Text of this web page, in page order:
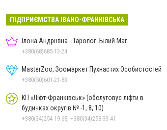
ПІДПРИЄМСТВА ІВАНО-ФРАНКІВСЬКА
Ілона Андріївна - Таролог. Білий Маг
+380(68)685-13-24
MasterZoo, Зоомаркет Пухнастих Особистостей
+380(50)601-21-83
КП «Ліфт-Франківськ» (обслуговує ліфти в
будинках округів № -1, 8, 10)
+380(34)254-19-68, +380(34)258-33-41